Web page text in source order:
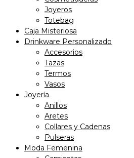
Joyeros
Totebag
Caja Misteriosa
Drinkware Personalizado
Accesorios
Tazas
Termos
Vasos
Joyería
Anillos
Aretes
Collares y Cadenas
Pulseras
Moda Femenina